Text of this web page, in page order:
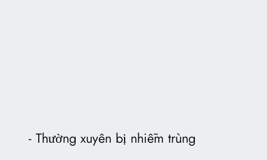
Thường xuyên bị nhiễm trùng